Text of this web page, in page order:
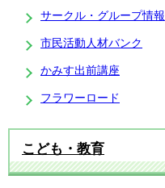
サークル・グループ情報
市民活動人材バンク
かみす出前講座
フラワーロード
こども・教育